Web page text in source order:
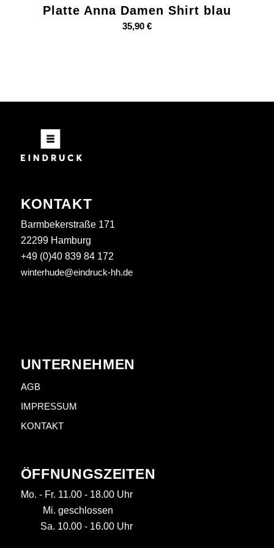
Platte Anna Damen Shirt blau
35,90 €
KONTAKT
Barmbekerstraße 171
22299 Hamburg
+49 (0)40 839 84 172
winterhude@eindruck-hh.de
UNTERNEHMEN
AGB
IMPRESSUM
KONTAKT
ÖFFNUNGSZEITEN
Mo. - Fr. 11.00 - 18.00 Uhr
Mi. geschlossen
Sa. 10.00 - 16.00 Uhr